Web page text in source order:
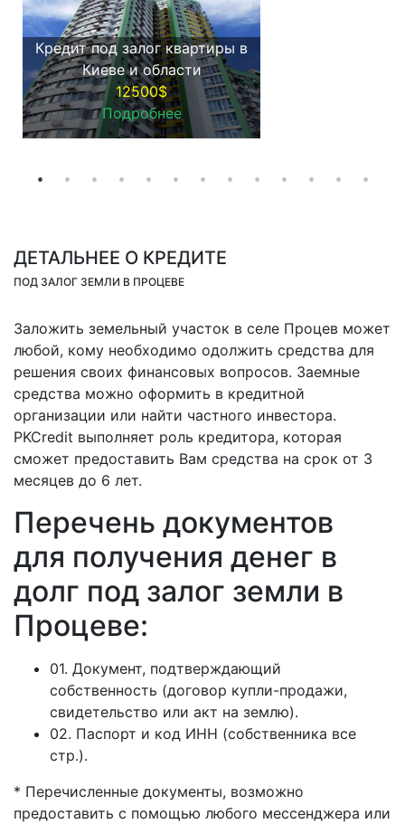
Кредит под залог квартиры в
Киеве и области
12500$
Подробнее
ДЕТАЛЬНЕЕ О КРЕДИТЕ
ПОД ЗАЛОГ ЗЕМЛИ В ПРОЦЕВЕ
Заложить земельный участок в селе Процев может
любой, кому необходимо одолжить средства для
решения своих финансовых вопросов. Заемные
средства можно оформить в кредитной
организации или найти частного инвестора.
PKCredit выполняет роль кредитора, которая
сможет предоставить Вам средства на срок от 3
месяцев до 6 лет.
Перечень документов
для получения денег в
долг под залог земли в
Процеве:
01. Документ, подтверждающий
собственность (договор купли-продажи,
свидетельство или акт на землю).
02. Паспорт и код ИНН (собственника все
стр.).
* Перечисленные документы, возможно
предоставить с помощью любого мессенджера или